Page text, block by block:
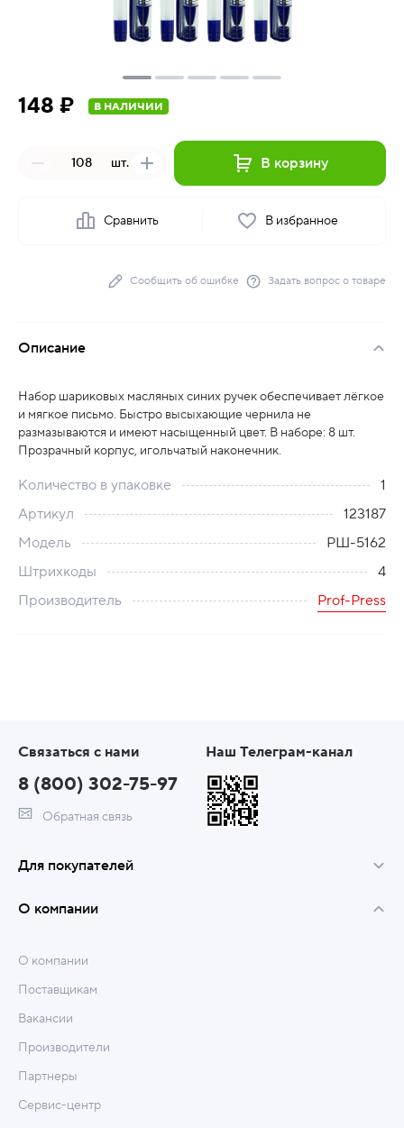
148 ₽ В НАЛИЧИИ
шт. В корзину
Сравнить В избранное
Сообщить об ошибке Задать вопрос о товаре
Описание
Набор шариковых масляных синих ручек обеспечивает лёгкое
и мягкое письмо. Быстро высыхающие чернила не
размазываются и имеют насыщенный цвет. В наборе: 8 шт.
Прозрачный корпус, игольчатый наконечник.
Количество в упаковке
1
Артикул
123187
Модель
РШ-5162
Штрихкоды
4
Производитель
Prof-Press
Связаться с нами
8 (800) 302-75-97
Обратная связь
Наш Телеграм-канал
Для покупателей
О компании
О компании
Поставщикам
Вакансии
Производители
Партнеры
Сервис-центр